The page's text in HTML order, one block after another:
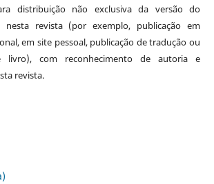
distribuição não exclusiva da versão do
nesta revista (por exemplo, publicação em
em site pessoal, publicação de tradução ou
livro), com reconhecimento de autoria e
revista.